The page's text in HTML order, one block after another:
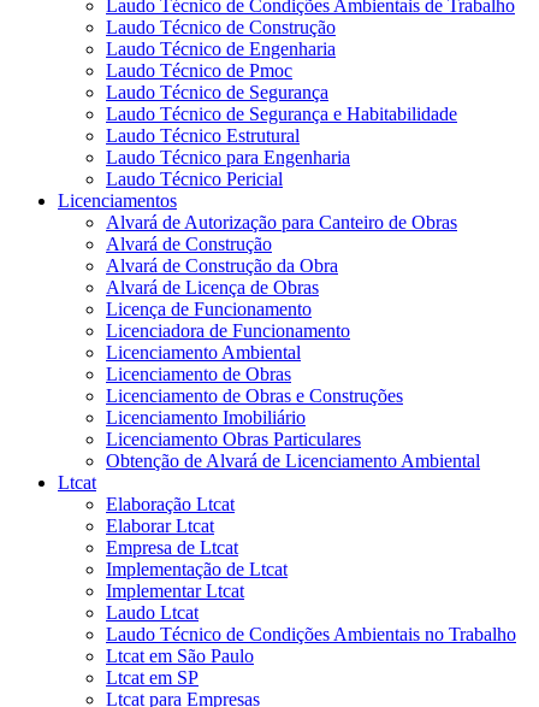
Laudo Técnico de Condições Ambientais de Trabalho
Laudo Técnico de Construção
Laudo Técnico de Engenharia
Laudo Técnico de Pmoc
Laudo Técnico de Segurança
Laudo Técnico de Segurança e Habitabilidade
Laudo Técnico Estrutural
Laudo Técnico para Engenharia
Laudo Técnico Pericial
Licenciamentos
Alvará de Autorização para Canteiro de Obras
Alvará de Construção
Alvará de Construção da Obra
Alvará de Licença de Obras
Licença de Funcionamento
Licenciadora de Funcionamento
Licenciamento Ambiental
Licenciamento de Obras
Licenciamento de Obras e Construções
Licenciamento Imobiliário
Licenciamento Obras Particulares
Obtenção de Alvará de Licenciamento Ambiental
Ltcat
Elaboração Ltcat
Elaborar Ltcat
Empresa de Ltcat
Implementação de Ltcat
Implementar Ltcat
Laudo Ltcat
Laudo Técnico de Condições Ambientais no Trabalho
Ltcat em São Paulo
Ltcat em SP
Ltcat para Empresas